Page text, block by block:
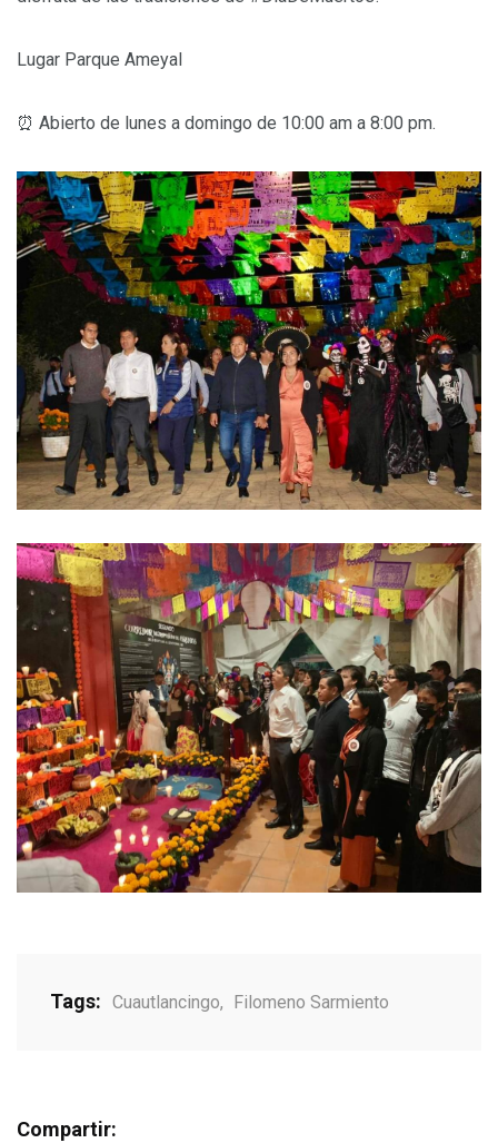
Lugar Parque Ameyal
⏰ Abierto de lunes a domingo de 10:00 am a 8:00 pm.
Tags: Cuautlancingo, Filomeno Sarmiento
Compartir: